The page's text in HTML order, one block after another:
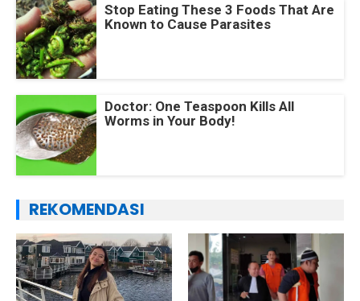
Stop Eating These 3 Foods That Are
Known to Cause Parasites
Doctor: One Teaspoon Kills All
Worms in Your Body!
REKOMENDASI